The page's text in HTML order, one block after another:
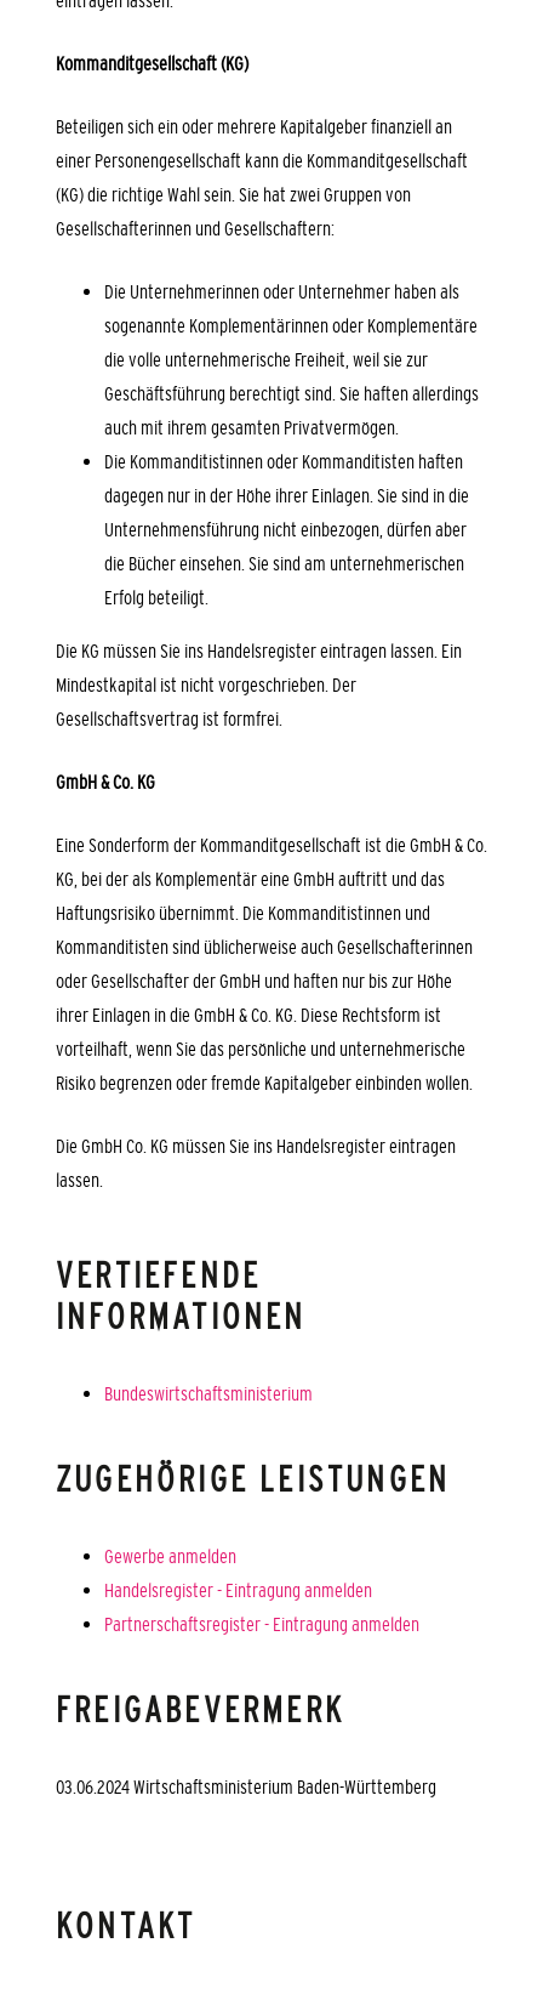
Kommanditgesellschaft (KG)
Beteiligen sich ein oder mehrere Kapitalgeber finanziell an
einer Personengesellschaft kann die Kommanditgesellschaft
(KG) die richtige Wahl sein. Sie hat zwei Gruppen von
Gesellschafterinnen und Gesellschaftern:
Die Unternehmerinnen oder Unternehmer haben als
sogenannte Komplementärinnen oder Komplementäre
die volle unternehmerische Freiheit, weil sie zur
Geschäftsführung berechtigt sind. Sie haften allerdings
auch mit ihrem gesamten Privatvermögen.
Die Kommanditistinnen oder Kommanditisten haften
dagegen nur in der Höhe ihrer Einlagen. Sie sind in die
Unternehmensführung nicht einbezogen, dürfen aber
die Bücher einsehen. Sie sind am unternehmerischen
Erfolg beteiligt.
Die KG müssen Sie ins Handelsregister eintragen lassen. Ein
Mindestkapital ist nicht vorgeschrieben. Der
Gesellschaftsvertrag ist formfrei.
GmbH & Co. KG
Eine Sonderform der Kommanditgesellschaft ist die GmbH & Co.
KG, bei der als Komplementär eine GmbH auftritt und das
Haftungsrisiko übernimmt. Die Kommanditistinnen und
Kommanditisten sind üblicherweise auch Gesellschafterinnen
oder Gesellschafter der GmbH und haften nur bis zur Höhe
ihrer Einlagen in die GmbH & Co. KG. Diese Rechtsform ist
vorteilhaft, wenn Sie das persönliche und unternehmerische
Risiko begrenzen oder fremde Kapitalgeber einbinden wollen.
Die GmbH Co. KG müssen Sie ins Handelsregister eintragen
lassen.
VERTIEFENDE
INFORMATIONEN
Bundeswirtschaftsministerium
ZUGEHÖRIGE LEISTUNGEN
Gewerbe anmelden
Handelsregister - Eintragung anmelden
Partnerschaftsregister - Eintragung anmelden
FREIGABEVERMERK
03.06.2024 Wirtschaftsministerium Baden-Württemberg
KONTAKT